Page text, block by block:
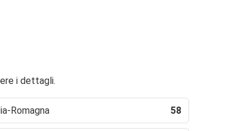
i dettagli.
Romagna 58